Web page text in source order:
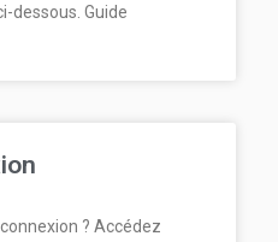
dessous. Guide
? Accédez